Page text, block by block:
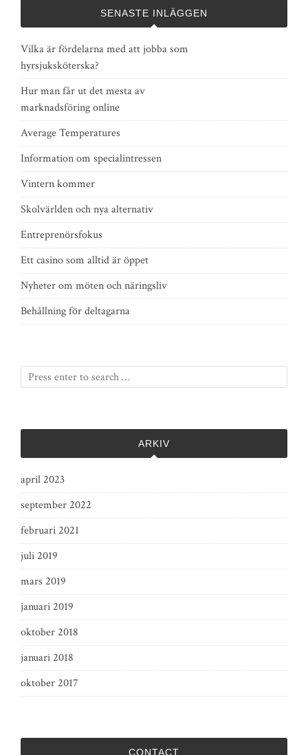
SENASTE INLÄGGEN
Vilka är fördelarna med att jobba som
hyrsjuksköterska?
Hur man får ut det mesta av
marknadsföring online
Average Temperatures
Information om specialintressen
Vintern kommer
Skolvärlden och nya alternativ
Entreprenörsfokus
Ett casino som alltid är öppet
Nyheter om möten och näringsliv
Behållning för deltagarna
ARKIV
april 2023
september 2022
februari 2021
juli 2019
mars 2019
januari 2019
oktober 2018
januari 2018
oktober 2017
CONTACT